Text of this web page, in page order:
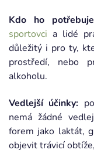
Kdo ho
sportovci a lidé
důležitý i pro ty,
prostředí, nebo
alkoholu.
Vedlejší účinky:
nemá žádné
forem jako laktát,
objevit trávicí